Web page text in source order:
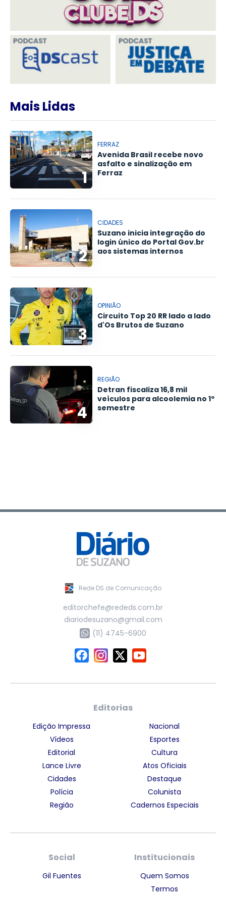
Mais Lidas
1
FERRAZ
Avenida Brasil recebe novo
asfalto e sinalização em
Ferraz
2
CIDADES
Suzano inicia integração do
login único do Portal Gov.br
aos sistemas internos
3
OPINIÃO
Circuito Top 20 RR lado a lado
d'Os Brutos de Suzano
4
REGIÃO
Detran fiscaliza 16,8 mil
veículos para alcoolemia no 1º
semestre
Rede DS de Comunicação
editorchefe@rededs.com.br
diariodesuzano@gmail.com
(11) 4745-6900
Editorias
Edição Impressa
Vídeos
Editorial
Lance Livre
Cidades
Polícia
Região
Nacional
Esportes
Cultura
Atos Oficiais
Destaque
Colunista
Cadernos Especiais
Social
Gil Fuentes
Institucionais
Quem Somos
Termos